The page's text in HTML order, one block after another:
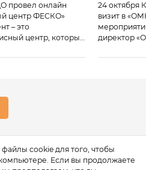
провел онлайн
центр ФЕСКО»
– это
центр, который
отчетности,
1300 человек.
[…]
24 октября
визит в
директор
какие
cookie для того, чтобы
Если вы продолжаете